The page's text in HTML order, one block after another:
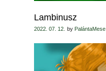
Lambinusz
2022. 07. 12. by PalántaMese